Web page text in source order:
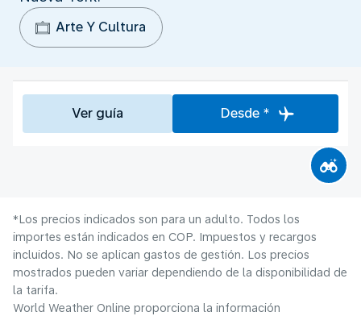
Arte Y Cultura
Ver guía Desde *
*Los precios indicados son para un adulto. Todos los
importes están indicados en COP. Impuestos y recargos
incluidos. No se aplican gastos de gestión. Los precios
mostrados pueden variar dependiendo de la disponibilidad de
la tarifa.
World Weather Online proporciona la información